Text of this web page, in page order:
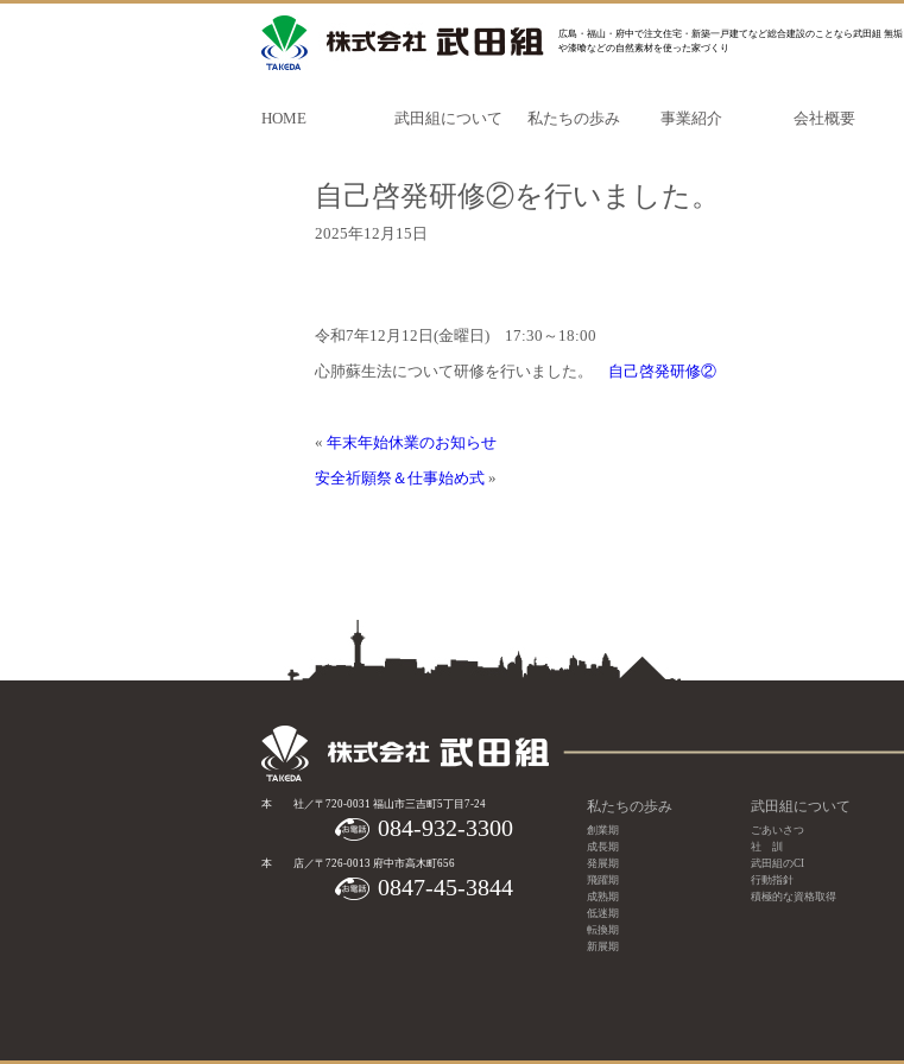
広島・福山・府中で注文住宅・新築一戸建てなど総合建設のことなら武田組 無垢
や漆喰などの自然素材を使った家づくり
HOME 武田組について 私たちの歩み 事業紹介 会社概要
自己啓発研修②を行いました。
2025年12月15日
令和7年12月12日(金曜日) 17:30～18:00
心肺蘇生法について研修を行いました。 自己啓発研修②
«年末年始休業のお知らせ
安全祈願祭＆仕事始め式 »
本 社／〒720-0031 福山市三吉町5丁目7-24
084-932-3300
本 店／〒726-0013 府中市高木町656
0847-45-3844
私たちの歩み
創業期
成長期
発展期
飛躍期
成熟期
低迷期
転換期
新展期
武田組について
ごあいさつ
社 訓
武田組のCI
行動指針
積極的な資格取得